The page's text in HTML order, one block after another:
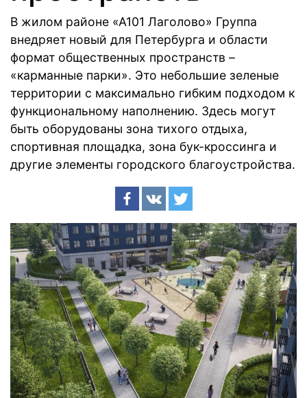
В жилом районе «А101 Лаголово» Группа
внедряет новый для Петербурга и области
формат общественных пространств –
«карманные парки». Это небольшие зеленые
территории с максимально гибким подходом к
функциональному наполнению. Здесь могут
быть оборудованы зона тихого отдыха,
спортивная площадка, зона бук-кроссинга и
другие элементы городского благоустройства.